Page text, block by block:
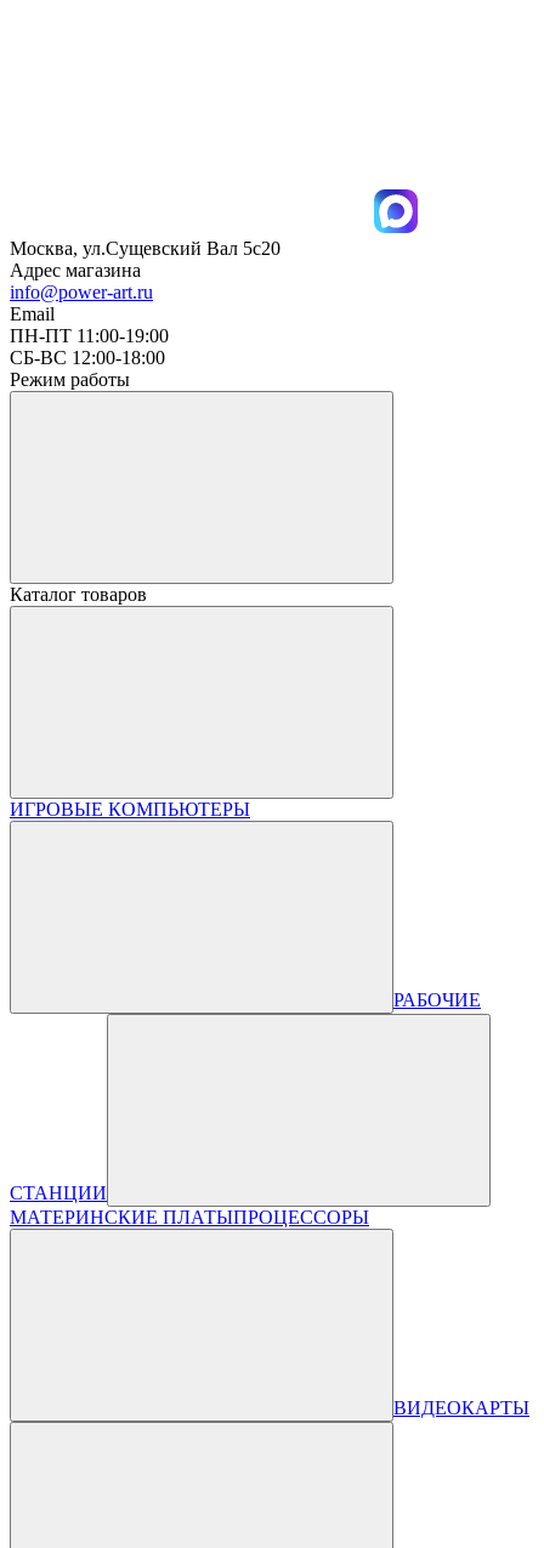
Москва, ул.Сущевский Вал 5с20
Адрес магазина
info@power-art.ru
Email
ПН-ПТ 11:00-19:00
СБ-ВС 12:00-18:00
Режим работы
Каталог товаров
ИГРОВЫЕ КОМПЬЮТЕРЫ
РАБОЧИЕ
СТАНЦИИ
МАТЕРИНСКИЕ ПЛАТЫПРОЦЕССОРЫ
ВИДЕОКАРТЫ